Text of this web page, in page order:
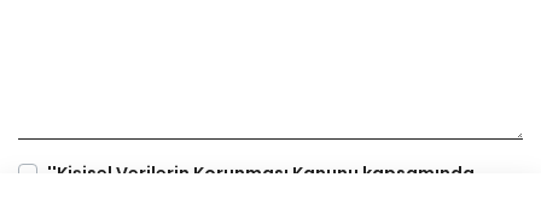
''Kişisel Verilerin Korunması Kanunu kapsamında